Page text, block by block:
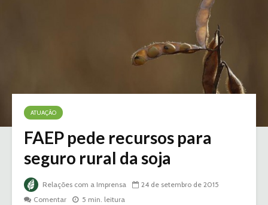
ATUAÇÃO
FAEP pede recursos para
seguro rural da soja
Relações com a Imprensa
24 de setembro de 2015
Comentar
5 min. leitura